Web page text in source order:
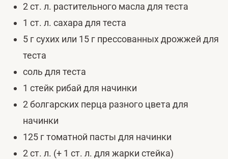
2 ст. л. растительного масла для теста
1 ст. л. сахара для теста
5 г сухих или 15 г прессованных дрожжей для
теста
соль для теста
1 стейк рибай для начинки
2 болгарских перца разного цвета для
начинки
125 г томатной пасты для начинки
2 ст. л. (+ 1 ст. л. для жарки стейка)